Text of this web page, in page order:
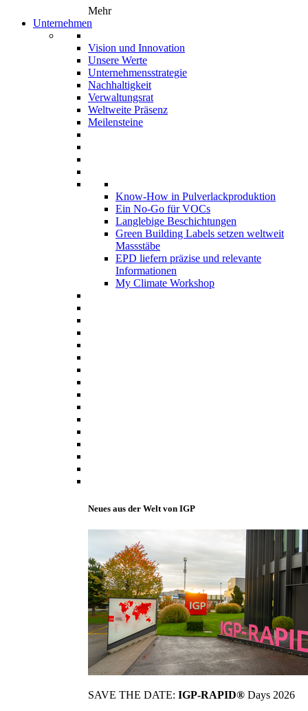
Mehr
Unternehmen
Vision und Innovation
Unsere Werte
Unternehmensstrategie
Nachhaltigkeit
Verwaltungsrat
Weltweite Präsenz
Meilensteine
Know-How in Pulverlackproduktion
Ein No-Go für VOCs
Langlebige Beschichtungen
Green Building Labels setzen weltweit
Massstäbe
EPD liefern präzise und relevante
Informationen
My Climate Workshop
Neues aus der Welt von IGP
SAVE THE DATE: IGP-RAPID® Days 2026